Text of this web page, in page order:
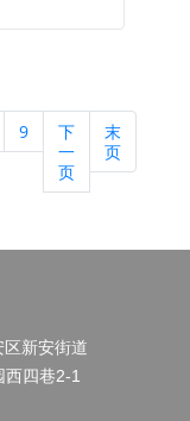
9
下
一
页
末
页
新安街道
西四巷2-1